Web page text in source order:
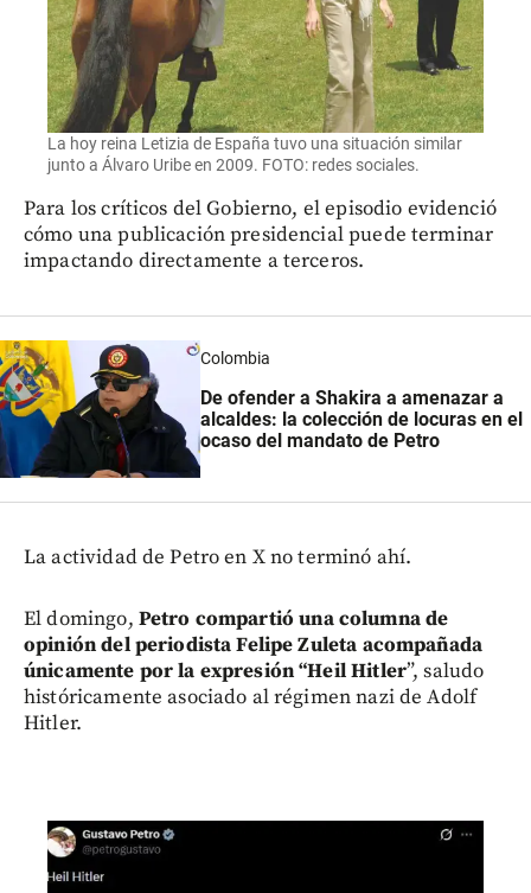
La hoy reina Letizia de España tuvo una situación similar
junto a Álvaro Uribe en 2009. FOTO: redes sociales.
Para los críticos del Gobierno, el episodio evidenció
cómo una publicación presidencial puede terminar
impactando directamente a terceros.
Colombia
De ofender a Shakira a amenazar a
alcaldes: la colección de locuras en el
ocaso del mandato de Petro
La actividad de Petro en X no terminó ahí.
El domingo, Petro compartió una columna de
opinión del periodista Felipe Zuleta acompañada
únicamente por la expresión “Heil Hitler”, saludo
históricamente asociado al régimen nazi de Adolf
Hitler.